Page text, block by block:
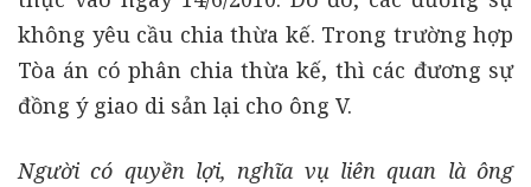
không yêu cầu chia thừa kế. Trong trường hợp
Tòa án có phân chia thừa kế, thì các đương sự
đồng ý giao di sản lại cho ông V.
Người có quyền lợi, nghĩa vụ liên quan là ông